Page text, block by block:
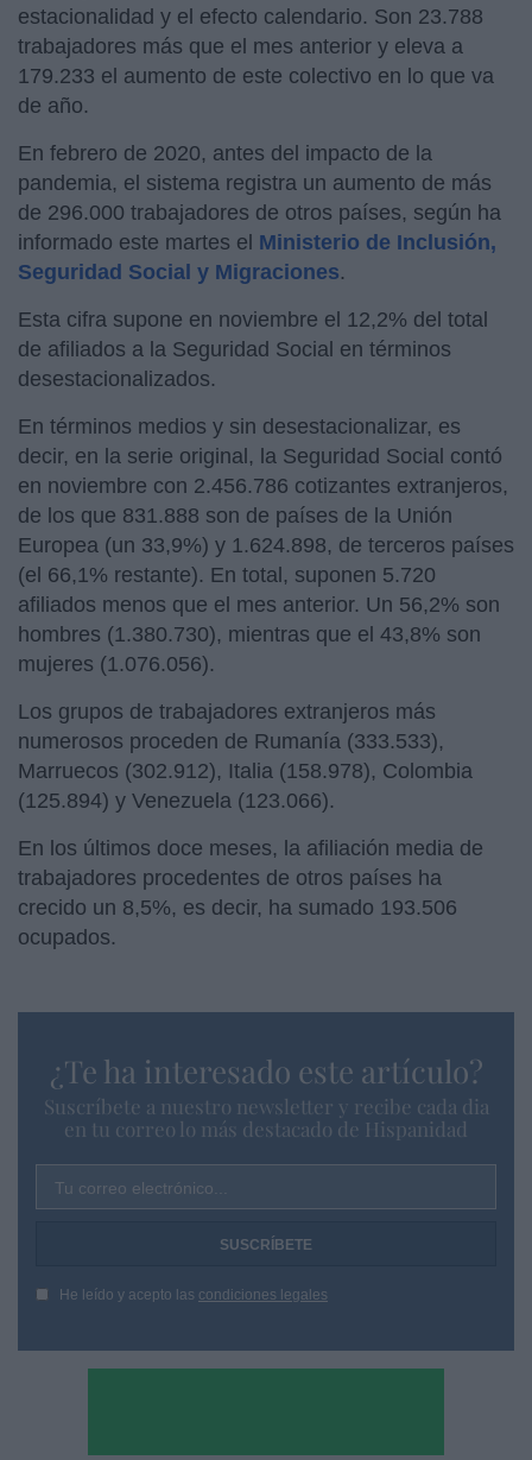
estacionalidad y el efecto calendario. Son 23.788
trabajadores más que el mes anterior y eleva a
179.233 el aumento de este colectivo en lo que va
de año.
En febrero de 2020, antes del impacto de la
pandemia, el sistema registra un aumento de más
de 296.000 trabajadores de otros países, según ha
informado este martes el Ministerio de Inclusión,
Seguridad Social y Migraciones.
Esta cifra supone en noviembre el 12,2% del total
de afiliados a la Seguridad Social en términos
desestacionalizados.
En términos medios y sin desestacionalizar, es
decir, en la serie original, la Seguridad Social contó
en noviembre con 2.456.786 cotizantes extranjeros,
de los que 831.888 son de países de la Unión
Europea (un 33,9%) y 1.624.898, de terceros países
(el 66,1% restante). En total, suponen 5.720
afiliados menos que el mes anterior. Un 56,2% son
hombres (1.380.730), mientras que el 43,8% son
mujeres (1.076.056).
Los grupos de trabajadores extranjeros más
numerosos proceden de Rumanía (333.533),
Marruecos (302.912), Italia (158.978), Colombia
(125.894) y Venezuela (123.066).
En los últimos doce meses, la afiliación media de
trabajadores procedentes de otros países ha
crecido un 8,5%, es decir, ha sumado 193.506
ocupados.
¿Te ha interesado este artículo?
Suscríbete a nuestro newsletter y recibe cada dia
en tu correo lo más destacado de Hispanidad
Tu correo electrónico...
He leído y acepto las condiciones legales